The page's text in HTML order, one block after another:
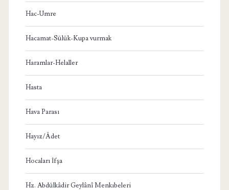
Hac-Umre
Hacamat-Sülük-Kupa vurmak
Haramlar-Helaller
Hasta
Hava Parası
Hayız/Âdet
Hocaları İfşa
Hz. Abdülkâdir Geylânî Menkıbeleri